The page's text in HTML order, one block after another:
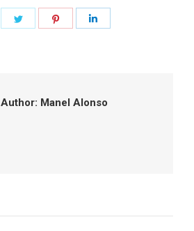
Author: Manel Alonso